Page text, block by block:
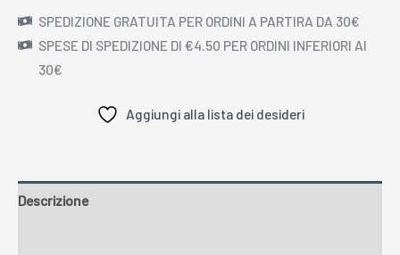
SPEDIZIONE GRATUITA PER ORDINI A PARTIRA DA 30€
SPESE DI SPEDIZIONE DI €4.50 PER ORDINI INFERIORI AI
30€
Aggiungi alla lista dei desideri
Descrizione